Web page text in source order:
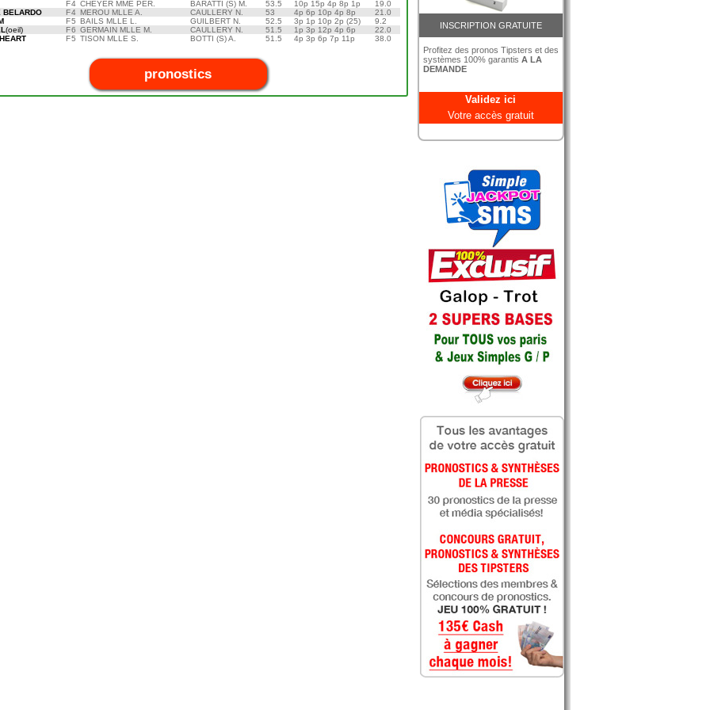
F4 CHEYER MME PER. BARATTI (S) M. 53.5 10p 15p 4p 8p 1p
19.0
BELARDO F4 MEROU MLLE A. CAULLERY N. 53 4p 6p 10p 4p 8p
21.0
F5 BAILS MLLE L. GUILBERT N. 52.5 3p 1p 10p 2p (25)
9.2
(oeil) F6 GERMAIN MLLE M. CAULLERY N. 51.5 1p 3p 12p 4p 6p
22.0
F5 TISON MLLE S. BOTTI (S) A. 51.5 4p 3p 6p 7p 11p 38.0
pronostics
INSCRIPTION GRATUITE
Profitez des pronos Tipsters et des
systèmes 100% garantis A LA
DEMANDE
Validez ici
Votre accès gratuit